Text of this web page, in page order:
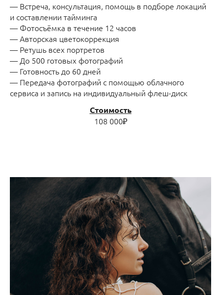
— Встреча, консультация, помощь в подборе локаций
и составлении тайминга
— Фотосъёмка в течение 12 часов
— Авторская цветокоррекция
— Ретушь всех портретов
— До 500 готовых фотографий
— Готовность до 60 дней
— Передача фотографий с помощью облачного
сервиса и запись на индивидуальный флеш-диск
Стоимость
108 000₽